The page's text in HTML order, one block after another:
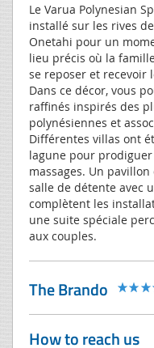
Le Varua Polynesian
installé sur les rives
Onetahi pour un
lieu précis où la
se reposer et recevoir
Dans ce décor, vous
raffinés inspirés des
polynésiennes et
Différentes villas ont
lagune pour
massages. Un
salle de détente avec
complètent les
une suite spéciale
aux couples.
The Brando
How to reach us